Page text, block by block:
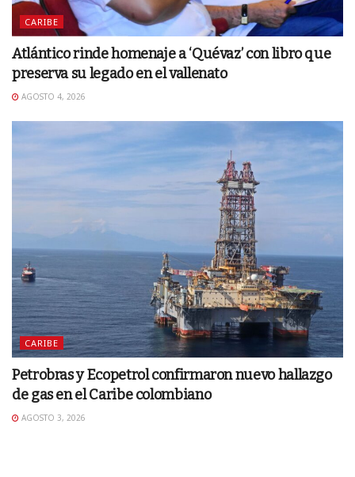
CARIBE
Atlántico rinde homenaje a ‘Quévaz’ con libro que
preserva su legado en el vallenato
AGOSTO 4, 2026
CARIBE
Petrobras y Ecopetrol confirmaron nuevo hallazgo
de gas en el Caribe colombiano
AGOSTO 3, 2026